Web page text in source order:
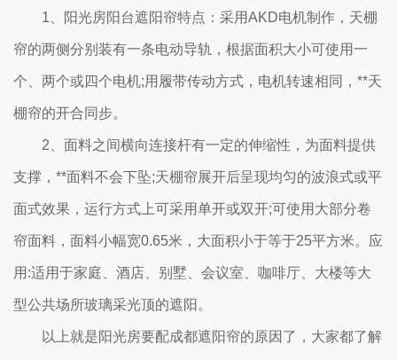
1、阳光房阳台遮阳帘特点：采用AKD电机制作，天棚
帘的两侧分别装有一条电动导轨，根据面积大小可使用一
个、两个或四个电机;用履带传动方式，电机转速相同，**天
棚帘的开合同步。
2、面料之间横向连接杆有一定的伸缩性，为面料提供
支撑，**面料不会下坠;天棚帘展开后呈现均匀的波浪式或平
面式效果，运行方式上可采用单开或双开;可使用大部分卷
帘面料，面料小幅宽0.65米，大面积小于等于25平方米。应
用:适用于家庭、酒店、别墅、会议室、咖啡厅、大楼等大
型公共场所玻璃采光顶的遮阳。
以上就是阳光房要配成都遮阳帘的原因了，大家都了解